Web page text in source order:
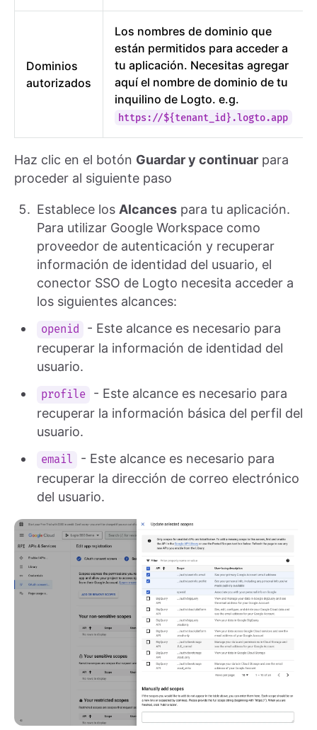
Dominios
autorizados
Los nombres de dominio que
están permitidos para acceder a
tu aplicación. Necesitas agregar
aquí el nombre de dominio de tu
inquilino de Logto. e.g.
https://${tenant_id}.logto.app
Haz clic en el botón Guardar y continuar para
proceder al siguiente paso
Establece los Alcances para tu aplicación.
Para utilizar Google Workspace como
proveedor de autenticación y recuperar
información de identidad del usuario, el
conector SSO de Logto necesita acceder a
los siguientes alcances:
openid
- Este alcance es necesario para
recuperar la información de identidad del
usuario.
profile
- Este alcance es necesario para
recuperar la información básica del perfil del
usuario.
email
- Este alcance es necesario para
recuperar la dirección de correo electrónico
del usuario.